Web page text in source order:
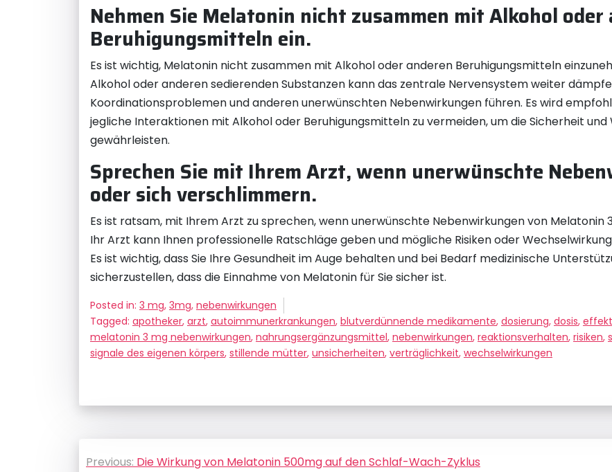
Nehmen Sie Melatonin nicht zusammen mit Alkohol oder
Beruhigungsmitteln ein.
Es ist wichtig, Melatonin nicht zusammen mit Alkohol oder anderen Beruhigungsmitteln
Alkohol oder anderen sedierenden Substanzen kann das zentrale Nervensystem weiter
Koordinationsproblemen und anderen unerwünschten Nebenwirkungen führen. Es wird
jegliche Interaktionen mit Alkohol oder Beruhigungsmitteln zu vermeiden, um die Sicherheit
gewährleisten.
Sprechen Sie mit Ihrem Arzt, wenn unerwünschte
oder sich verschlimmern.
Es ist ratsam, mit Ihrem Arzt zu sprechen, wenn unerwünschte Nebenwirkungen von
Ihr Arzt kann Ihnen professionelle Ratschläge geben und mögliche Risiken oder
Es ist wichtig, dass Sie Ihre Gesundheit im Auge behalten und bei Bedarf medizinische
sicherzustellen, dass die Einnahme von Melatonin für Sie sicher ist.
Posted in: 3 mg, 3mg, nebenwirkungen
Tagged: apotheker, arzt, autoimmunerkrankungen, blutverdünnende medikamente, dosierung, dosis,
melatonin 3 mg nebenwirkungen, nahrungsergänzungsmittel, nebenwirkungen, reaktionsverhalten, risiken,
signale des eigenen körpers, stillende mütter, unsicherheiten, verträglichkeit, wechselwirkungen
Beitragsnavigation
Previous: Die Wirkung von Melatonin 500mg auf den Schlaf-Wach-Zyklus